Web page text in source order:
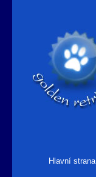
Hlavní strana